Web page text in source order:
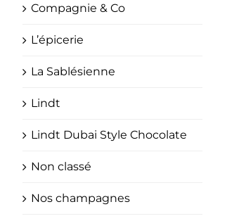
Compagnie & Co
L’épicerie
La Sablésienne
Lindt
Lindt Dubai Style Chocolate
Non classé
Nos champagnes